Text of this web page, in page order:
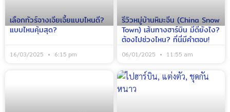
เลือกทัวร์จางเจียเจี้ยแบบไหนดี?
แบบไหนคุ้มสุด?
16/03/2025 6:15 pm
รีวิวหมู่บ้านหิมะจีน (China Snow
Town) เส้นทางฮาร์บิน มีดียังไง?
ต้องไปช่วงไหน? ที่นี่มีคำตอบ!
06/01/2025 11:55 am